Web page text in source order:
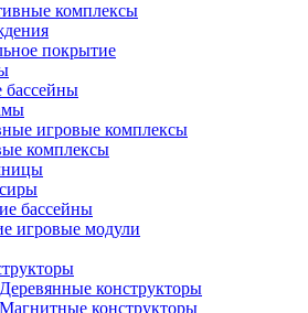
комплексы
покрытие
бассейны
игровые комплексы
комплексы
бассейны
игровые модули
Деревянные конструкторы
Магнитные конструкторы